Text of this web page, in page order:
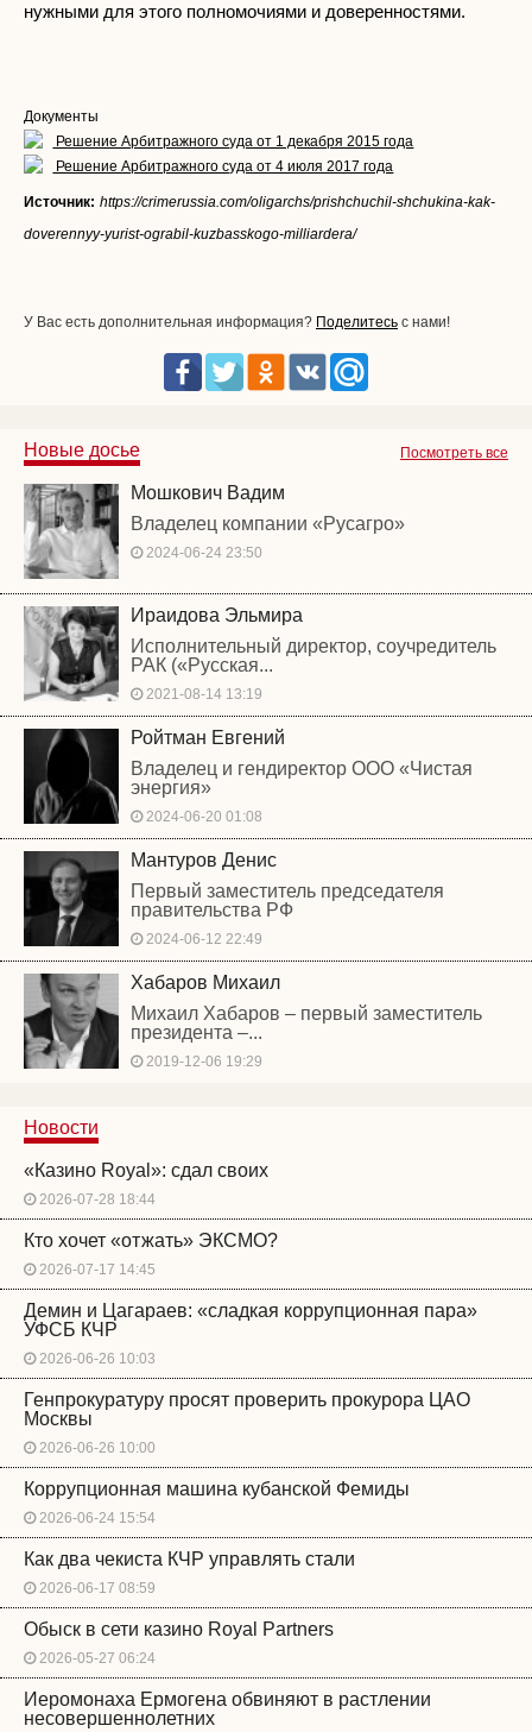
нужными для этого полномочиями и доверенностями.
Документы
Решение Арбитражного суда от 1 декабря 2015 года
Решение Арбитражного суда от 4 июля 2017 года
Источник: https://crimerussia.com/oligarchs/prishchuchil-shchukina-kak-
doverennyy-yurist-ograbil-kuzbasskogo-milliardera/
У Вас есть дополнительная информация? Поделитесь с нами!
Посмотреть все
Новые досье
Мошкович Вадим
Владелец компании «Русагро»
2024-06-24 23:50
Ираидова Эльмира
Исполнительный директор, соучредитель
РАК («Русская...
2021-08-14 13:19
Ройтман Евгений
Владелец и гендиректор ООО «Чистая
энергия»
2024-06-20 01:08
Мантуров Денис
Первый заместитель председателя
правительства РФ
2024-06-12 22:49
Хабаров Михаил
Михаил Хабаров – первый заместитель
президента –...
2019-12-06 19:29
Новости
«Казино Royal»: сдал своих
2026-07-28 18:44
Кто хочет «отжать» ЭКСМО?
2026-07-17 14:45
Демин и Цагараев: «сладкая коррупционная пара»
УФСБ КЧР
2026-06-26 10:03
Генпрокуратуру просят проверить прокурора ЦАО
Москвы
2026-06-26 10:00
Коррупционная машина кубанской Фемиды
2026-06-24 15:54
Как два чекиста КЧР управлять стали
2026-06-17 08:59
Обыск в сети казино Royal Partners
2026-05-27 06:24
Иеромонаха Ермогена обвиняют в растлении
несовершеннолетних